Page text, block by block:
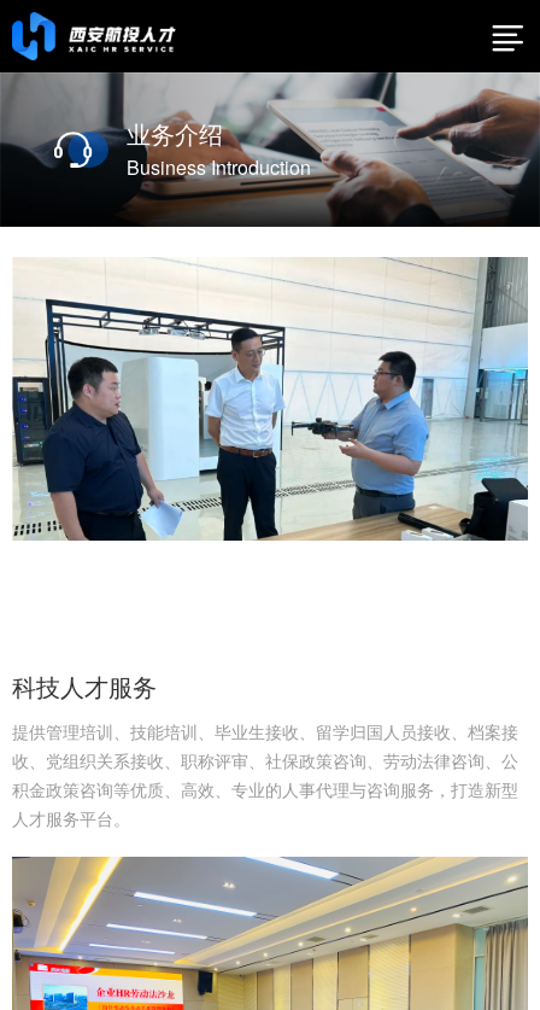
业务介绍
Business Introduction
科技人才服务
提供管理培训、技能培训、毕业生接收、留学归国人员接收、档案接
收、党组织关系接收、职称评审、社保政策咨询、劳动法律咨询、公
积金政策咨询等优质、高效、专业的人事代理与咨询服务，打造新型
人才服务平台。